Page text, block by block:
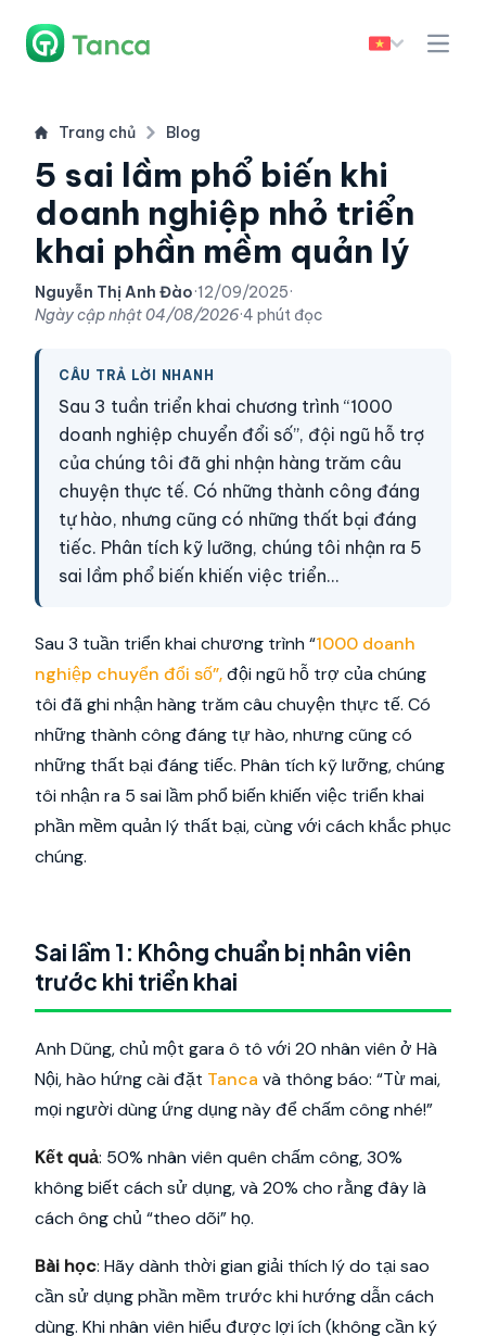
Trang chủ Blog
5 sai lầm phổ biến khi
doanh nghiệp nhỏ triển
khai phần mềm quản lý
Nguyễn Thị Anh Đào·12/09/2025·
Ngày cập nhật04/08/2026·4 phút đọc
CÂU TRẢ LỜI NHANH
Sau 3 tuần triển khai chương trình “1000
doanh nghiệp chuyển đổi số”, đội ngũ hỗ trợ
của chúng tôi đã ghi nhận hàng trăm câu
chuyện thực tế. Có những thành công đáng
tự hào, nhưng cũng có những thất bại đáng
tiếc. Phân tích kỹ lưỡng, chúng tôi nhận ra 5
sai lầm phổ biến khiến việc triển…
Sau 3 tuần triển khai chương trình “1000 doanh
nghiệp chuyển đổi số”,đội ngũ hỗ trợ của chúng
tôi đã ghi nhận hàng trăm câu chuyện thực tế. Có
những thành công đáng tự hào, nhưng cũng có
những thất bại đáng tiếc. Phân tích kỹ lưỡng, chúng
tôi nhận ra 5 sai lầm phổ biến khiến việc triển khai
phần mềm quản lý thất bại, cùng với cách khắc phục
chúng.
Sai lầm 1: Không chuẩn bị nhân viên
trước khi triển khai
Anh Dũng, chủ một gara ô tô với 20 nhân viên ở Hà
Nội, hào hứng cài đặt Tanca và thông báo: “Từ mai,
mọi người dùng ứng dụng này để chấm công nhé!”
Kết quả: 50% nhân viên quên chấm công, 30%
không biết cách sử dụng, và 20% cho rằng đây là
cách ông chủ “theo dõi” họ.
Bài học: Hãy dành thời gian giải thích lý do tại sao
cần sử dụng phần mềm trước khi hướng dẫn cách
dùng. Khi nhân viên hiểu được lợi ích (không cần ký